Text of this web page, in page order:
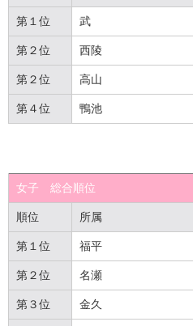
第１位 武
第２位 西陵
第２位 高山
第４位 鴨池
女子 総合順位
順位 所属
第１位 福平
第２位 名瀬
第３位 金久